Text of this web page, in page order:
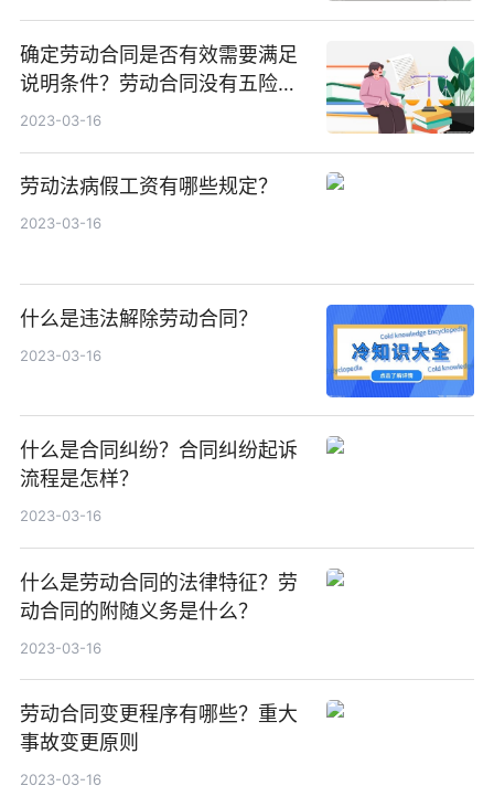
确定劳动合同是否有效需要满足
说明条件？劳动合同没有五险一
金违法吗？
2023-03-16
劳动法病假工资有哪些规定？
2023-03-16
什么是违法解除劳动合同？
2023-03-16
什么是合同纠纷？合同纠纷起诉
流程是怎样？
2023-03-16
什么是劳动合同的法律特征？劳
动合同的附随义务是什么？
2023-03-16
劳动合同变更程序有哪些？重大
事故变更原则
2023-03-16